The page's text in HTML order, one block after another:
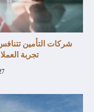
شركات التأمين
تجربة
27